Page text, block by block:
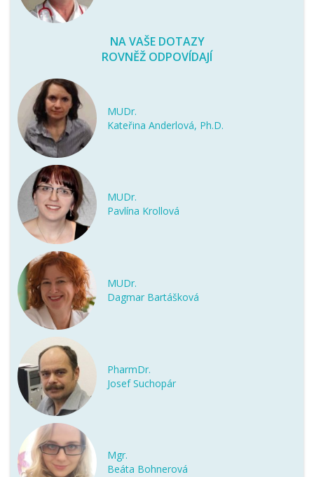
NA VAŠE DOTAZY
ROVNĚŽ ODPOVÍDAJÍ
MUDr.
Kateřina Anderlová, Ph.D.
MUDr.
Pavlína Krollová
MUDr.
Dagmar Bartášková
PharmDr.
Josef Suchopár
Mgr.
Beáta Bohnerová